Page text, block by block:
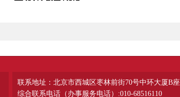
联系地址：北京市西城区枣林前街70号中环大厦B座
综合联系电话（办事服务电话）:010-68516110